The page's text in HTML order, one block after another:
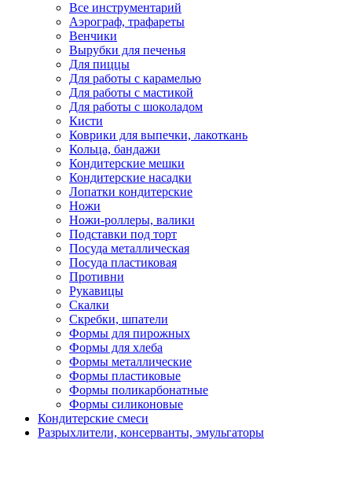
Все инструментарий
Аэрограф, трафареты
Венчики
Вырубки для печенья
Для пиццы
Для работы с карамелью
Для работы с мастикой
Для работы с шоколадом
Кисти
Коврики для выпечки, лакоткань
Кольца, бандажи
Кондитерские мешки
Кондитерские насадки
Лопатки кондитерские
Ножи
Ножи-роллеры, валики
Подставки под торт
Посуда металлическая
Посуда пластиковая
Противни
Рукавицы
Скалки
Скребки, шпатели
Формы для пирожных
Формы для хлеба
Формы металлические
Формы пластиковые
Формы поликарбонатные
Формы силиконовые
Кондитерские смеси
Разрыхлители, консерванты, эмульгаторы